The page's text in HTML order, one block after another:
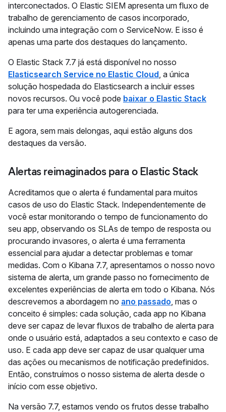
interconectados. O Elastic SIEM apresenta um fluxo de
trabalho de gerenciamento de casos incorporado,
incluindo uma integração com o ServiceNow. E isso é
apenas uma parte dos destaques do lançamento.
O Elastic Stack 7.7 já está disponível no nosso
Elasticsearch Service no Elastic Cloud, a única
solução hospedada do Elasticsearch a incluir esses
novos recursos. Ou você pode baixar o Elastic Stack
para ter uma experiência autogerenciada.
E agora, sem mais delongas, aqui estão alguns dos
destaques da versão.
Alertas reimaginados para o Elastic Stack
Acreditamos que o alerta é fundamental para muitos
casos de uso do Elastic Stack. Independentemente de
você estar monitorando o tempo de funcionamento do
seu app, observando os SLAs de tempo de resposta ou
procurando invasores, o alerta é uma ferramenta
essencial para ajudar a detectar problemas e tomar
medidas. Com o Kibana 7.7, apresentamos o nosso novo
sistema de alerta, um grande passo no fornecimento de
excelentes experiências de alerta em todo o Kibana. Nós
descrevemos a abordagem no ano passado, mas o
conceito é simples: cada solução, cada app no Kibana
deve ser capaz de levar fluxos de trabalho de alerta para
onde o usuário está, adaptados a seu contexto e caso de
uso. E cada app deve ser capaz de usar qualquer uma
das ações ou mecanismos de notificação predefinidos.
Então, construímos o nosso sistema de alerta desde o
início com esse objetivo.
Na versão 7.7, estamos vendo os frutos desse trabalho